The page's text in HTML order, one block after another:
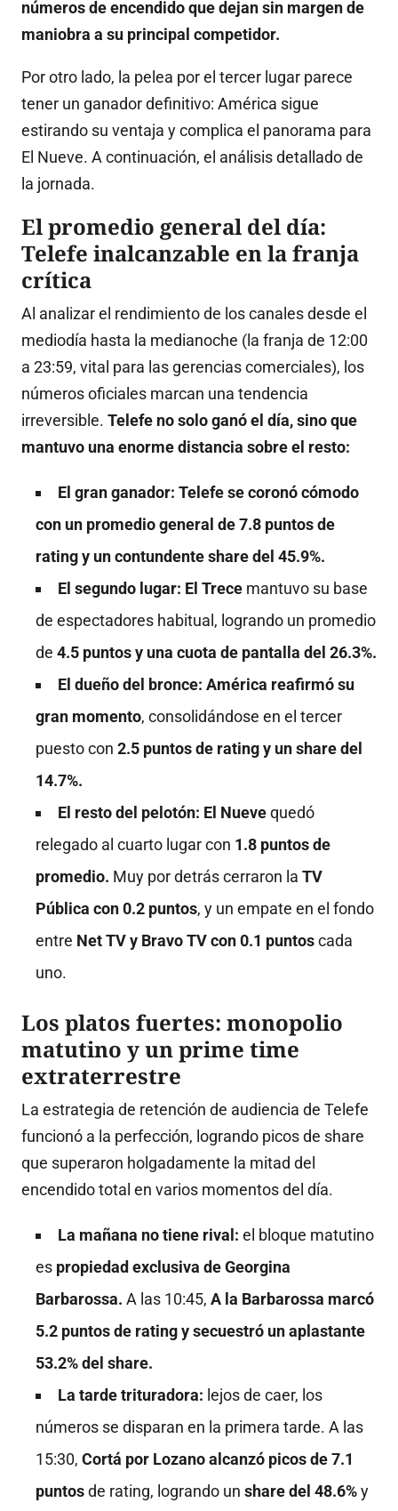
números de encendido que dejan sin margen de
maniobra a su principal competidor.
Por otro lado, la pelea por el tercer lugar parece
tener un ganador definitivo: América sigue
estirando su ventaja y complica el panorama para
El Nueve. A continuación, el análisis detallado de
la jornada.
El promedio general del día:
Telefe inalcanzable en la franja
crítica
Al analizar el rendimiento de los canales desde el
mediodía hasta la medianoche (la franja de 12:00
a 23:59, vital para las gerencias comerciales), los
números oficiales marcan una tendencia
irreversible. Telefe no solo ganó el día, sino que
mantuvo una enorme distancia sobre el resto:
El gran ganador: Telefe se coronó cómodo
con un promedio general de 7.8 puntos de
rating y un contundente share del 45.9%.
El segundo lugar: El Trece mantuvo su base
de espectadores habitual, logrando un promedio
de 4.5 puntos y una cuota de pantalla del 26.3%.
El dueño del bronce: América reafirmó su
gran momento, consolidándose en el tercer
puesto con 2.5 puntos de rating y un share del
14.7%.
El resto del pelotón: El Nuevequedó
relegado al cuarto lugar con 1.8 puntos de
promedio. Muy por detrás cerraron la TV
Pública con 0.2 puntos, y un empate en el fondo
entre Net TV y Bravo TV con 0.1 puntoscada
uno.
Los platos fuertes: monopolio
matutino y un prime time
extraterrestre
La estrategia de retención de audiencia de Telefe
funcionó a la perfección, logrando picos de share
que superaron holgadamente la mitad del
encendido total en varios momentos del día.
La mañana no tiene rival: el bloque matutino
es propiedad exclusiva de Georgina
Barbarossa. A las 10:45, A la Barbarossa marcó
5.2 puntos de rating y secuestró un aplastante
53.2% del share.
La tarde trituradora: lejos de caer, los
números se disparan en la primera tarde. A las
15:30, Cortá por Lozano alcanzó picos de 7.1
puntosde rating, logrando un share del 48.6%y